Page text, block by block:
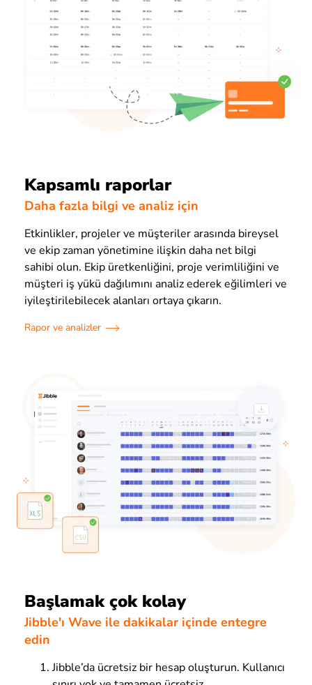
Kapsamlı raporlar
Daha fazla bilgi ve analiz için
Etkinlikler, projeler ve müşteriler arasında bireysel
ve ekip zaman yönetimine ilişkin daha net bilgi
sahibi olun. Ekip üretkenliğini, proje verimliliğini ve
müşteri iş yükü dağılımını analiz ederek eğilimleri ve
iyileştirilebilecek alanları ortaya çıkarın.
Rapor ve analizler
Başlamak çok kolay
Jibble'ı Wave ile dakikalar içinde entegre
edin
Jibble’da ücretsiz bir hesap oluşturun. Kullanıcı